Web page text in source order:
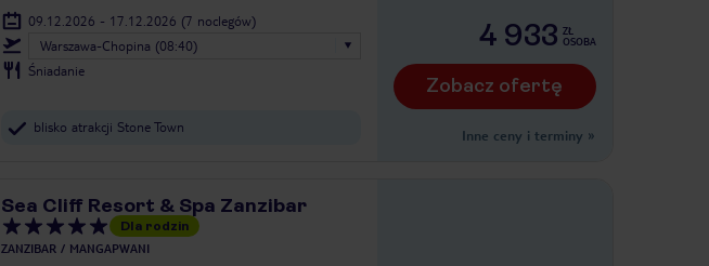
09.12.2026 - 17.12.2026 (7 noclegów)
Warszawa-Chopina (08:40)
Śniadanie
blisko atrakcji Stone Town
4 933 ZŁ
OSOBA
Zobacz ofertę
Inne ceny i terminy »
Sea Cliff Resort & Spa Zanzibar
Dla rodzin
ZANZIBAR MANGAPWANI